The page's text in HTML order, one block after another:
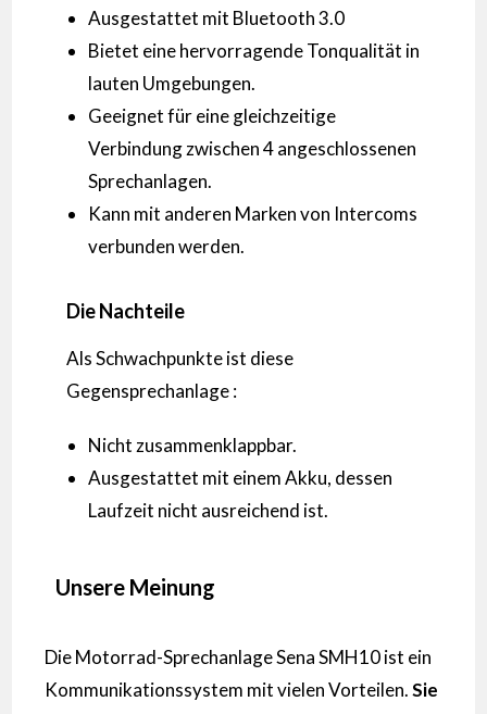
Ausgestattet mit Bluetooth 3.0
Bietet eine hervorragende Tonqualität in
lauten Umgebungen.
Geeignet für eine gleichzeitige
Verbindung zwischen 4 angeschlossenen
Sprechanlagen.
Kann mit anderen Marken von Intercoms
verbunden werden.
Die Nachteile
Als Schwachpunkte ist diese
Gegensprechanlage :
Nicht zusammenklappbar.
Ausgestattet mit einem Akku, dessen
Laufzeit nicht ausreichend ist.
Unsere Meinung
Die Motorrad-Sprechanlage Sena SMH10 ist ein
Kommunikationssystem mit vielen Vorteilen.Sie